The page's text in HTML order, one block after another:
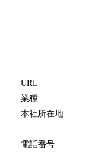
URL
業種
本社所在地
電話番号